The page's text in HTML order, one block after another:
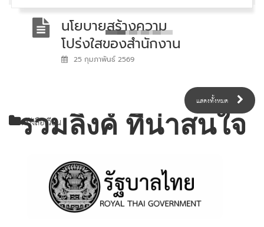
นโยบายสร้างความ
โปร่งใสของสำนักงาน
เลขานุการกรม
25 กุมภาพันธ์ 2569
แสดงทั้งหมด
หนังสือเวียน
แผนการใช้จ่ายเงินงบ
ประมาณประจำ
ปีงบประมาณ พ.ศ.
25 กุมภาพันธ์ 2569
รวมลิงค์ ที่น่าสนใจ